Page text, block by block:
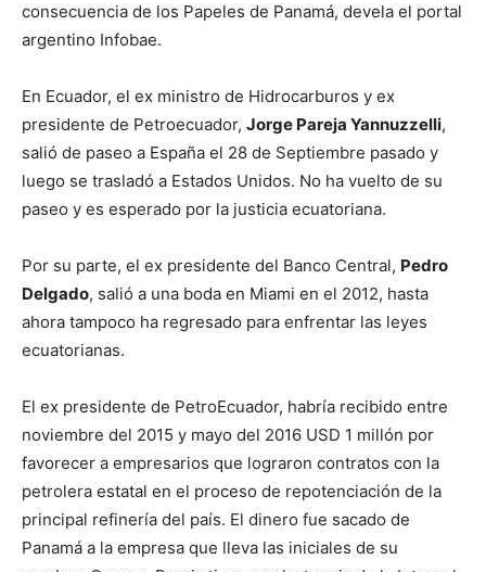
consecuencia de los Papeles de Panamá, devela el portal
argentino Infobae.
En Ecuador, el ex ministro de Hidrocarburos y ex
presidente de Petroecuador, Jorge Pareja Yannuzzelli,
salió de paseo a España el 28 de Septiembre pasado y
luego se trasladó a Estados Unidos. No ha vuelto de su
paseo y es esperado por la justicia ecuatoriana.
Por su parte, el ex presidente del Banco Central, Pedro
Delgado, salió a una boda en Miami en el 2012, hasta
ahora tampoco ha regresado para enfrentar las leyes
ecuatorianas.
El ex presidente de PetroEcuador, habría recibido entre
noviembre del 2015 y mayo del 2016 USD 1 millón por
favorecer a empresarios que lograron contratos con la
petrolera estatal en el proceso de repotenciación de la
principal refinería del país. El dinero fue sacado de
Panamá a la empresa que lleva las iniciales de su